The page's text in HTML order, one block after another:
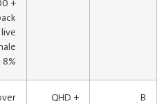
Turnover
Regia virtuale